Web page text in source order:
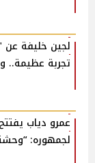
لجين خليفة عن
تجربة عظيمة..
عمرو دياب
لجمهوره: